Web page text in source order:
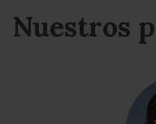
Nuestros